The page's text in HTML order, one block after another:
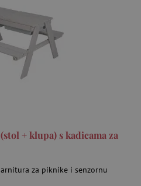
+ klupa) s kadicama za
za piknike i senzornu